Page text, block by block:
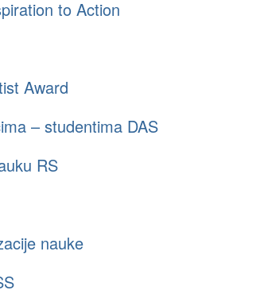
to Action
Award
– studentima DAS
RS
nauke